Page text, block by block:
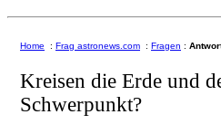
Home : Frag astronews.com : Fragen :
Kreisen die Erde und
Schwerpunkt?